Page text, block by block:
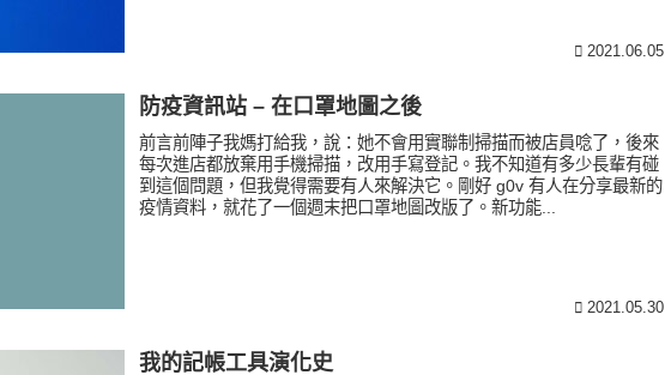
2021.06.05
防疫資訊站 – 在口罩地圖之後
前言前陣子我媽打給我，說：她不會用實聯制掃描而被店員唸了，後來
每次進店都放棄用手機掃描，改用手寫登記。我不知道有多少長輩有碰
到這個問題，但我覺得需要有人來解決它。剛好 g0v 有人在分享最新的
疫情資料，就花了一個週末把口罩地圖改版了。新功能...
2021.05.30
我的記帳工具演化史